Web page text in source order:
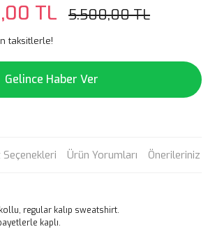
TL 5.500,00 TL
taksitlerle!
Gelince Haber Ver
Ürün Yorumları Önerileriniz
regular kalıp sweatshirt.
kaplı.